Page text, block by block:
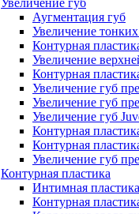
Увеличение губ
Аугментация губ
Увеличение
Контурная
Увеличение
Контурная
Увеличение губ
Увеличение губ
Увеличение губ
Контурная
Контурная
Увеличение губ
Контурная пластика
Интимная пластика
Контурная